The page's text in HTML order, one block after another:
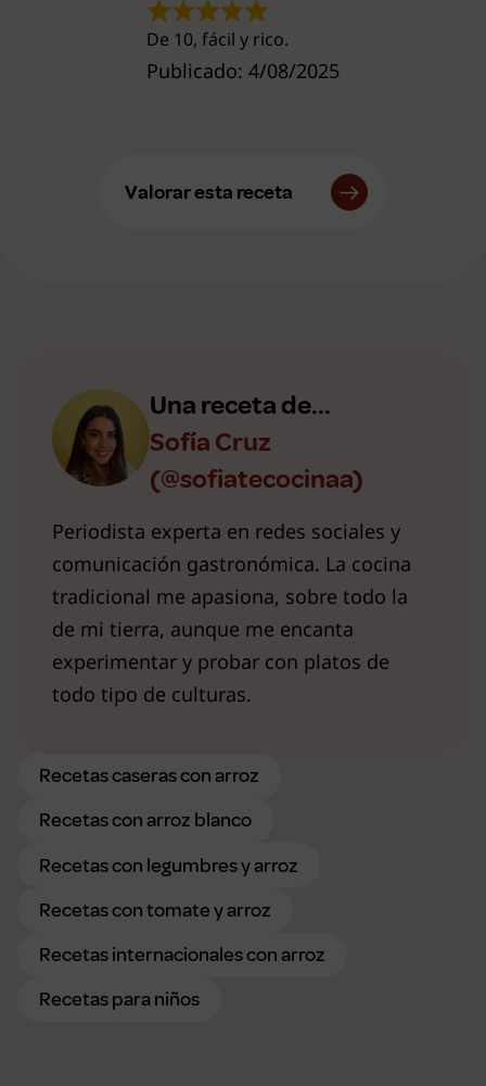
Publicado: 4/08/2025
De 10, fácil y rico.
Valorar esta receta
Una receta de...
Sofía Cruz
(@sofiatecocinaa)
Periodista experta en redes sociales y
comunicación gastronómica. La cocina
tradicional me apasiona, sobre todo la
de mi tierra, aunque me encanta
experimentar y probar con platos de
todo tipo de culturas.
Recetas caseras con arroz
Recetas con arroz blanco
Recetas con legumbres y arroz
Recetas con tomate y arroz
Recetas internacionales con arroz
Recetas para niños